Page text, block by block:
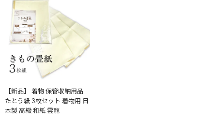
【新品】 着物 保管収納用品
たとう紙 3枚セット 着物用 日
本製 高級 和紙 雲龍